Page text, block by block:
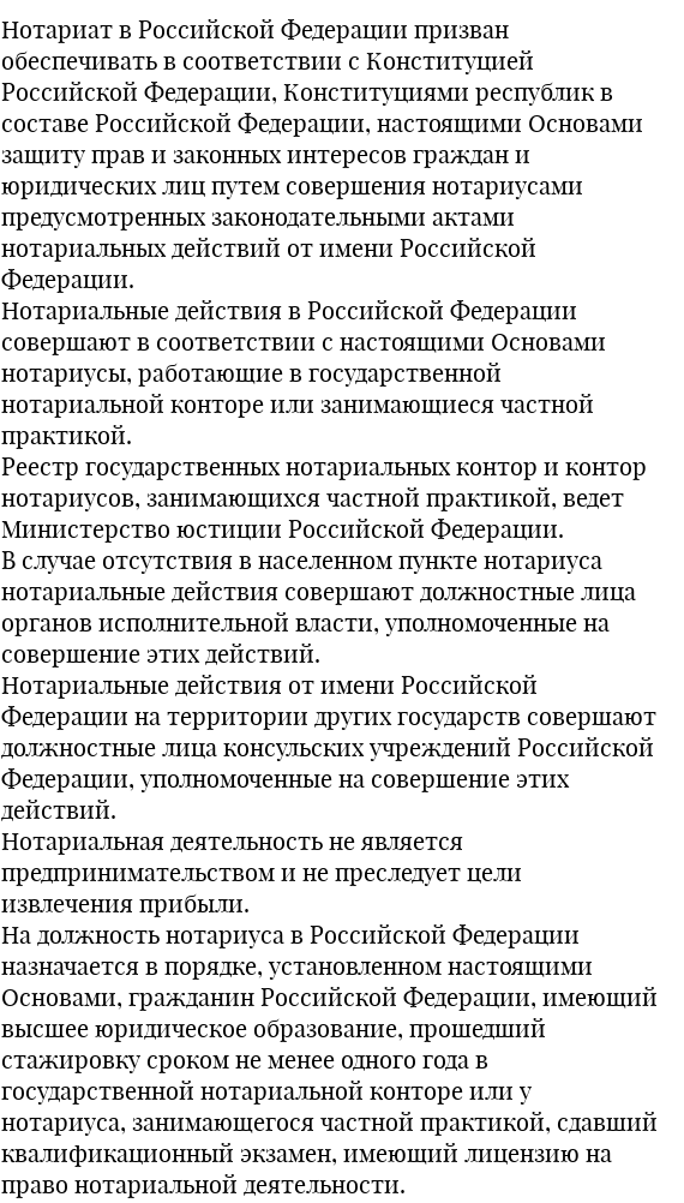
Нотариат в Российской Федерации призван
обеспечивать в соответствии с Конституцией
Российской Федерации, Конституциями республик в
составе Российской Федерации, настоящими Основами
защиту прав и законных интересов граждан и
юридических лиц путем совершения нотариусами
предусмотренных законодательными актами
нотариальных действий от имени Российской
Федерации.
Нотариальные действия в Российской Федерации
совершают в соответствии с настоящими Основами
нотариусы, работающие в государственной
нотариальной конторе или занимающиеся частной
практикой.
Реестр государственных нотариальных контор и контор
нотариусов, занимающихся частной практикой, ведет
Министерство юстиции Российской Федерации.
В случае отсутствия в населенном пункте нотариуса
нотариальные действия совершают должностные лица
органов исполнительной власти, уполномоченные на
совершение этих действий.
Нотариальные действия от имени Российской
Федерации на территории других государств совершают
должностные лица консульских учреждений Российской
Федерации, уполномоченные на совершение этих
действий.
Нотариальная деятельность не является
предпринимательством и не преследует цели
извлечения прибыли.
На должность нотариуса в Российской Федерации
назначается в порядке, установленном настоящими
Основами, гражданин Российской Федерации, имеющий
высшее юридическое образование, прошедший
стажировку сроком не менее одного года в
государственной нотариальной конторе или у
нотариуса, занимающегося частной практикой, сдавший
квалификационный экзамен, имеющий лицензию на
право нотариальной деятельности.